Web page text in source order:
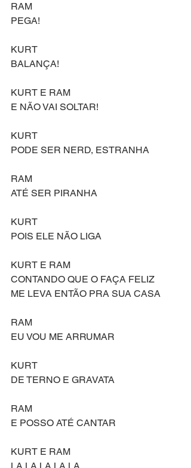
RAM
PEGA!
KURT
BALANÇA!
KURT E RAM
E NÃO VAI SOLTAR!
KURT
PODE SER NERD, ESTRANHA
RAM
ATÉ SER PIRANHA
KURT
POIS ELE NÃO LIGA
KURT E RAM
CONTANDO QUE O FAÇA FELIZ
ME LEVA ENTÃO PRA SUA CASA
RAM
EU VOU ME ARRUMAR
KURT
DE TERNO E GRAVATA
RAM
E POSSO ATÉ CANTAR
KURT E RAM